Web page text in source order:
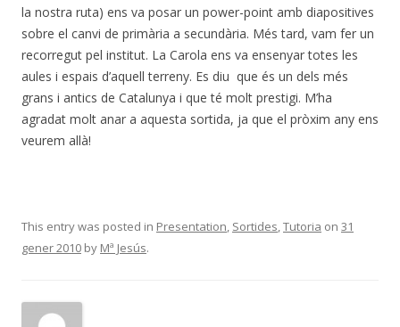
la nostra ruta) ens va posar un power-point amb diapositives
sobre el canvi de primària a secundària. Més tard, vam fer un
recorregut pel institut. La Carola ens va ensenyar totes les
aules i espais d’aquell terreny. Es diu que és un dels més
grans i antics de Catalunya i que té molt prestigi. M’ha
agradat molt anar a aquesta sortida, ja que el pròxim any ens
veurem allà!
This entry was posted in Presentation, Sortides,Tutoria on 31
gener 2010 by Mª Jesús.